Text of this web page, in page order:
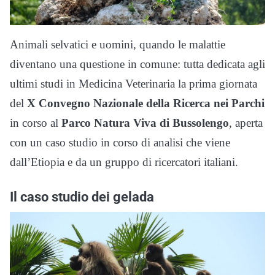
Animali selvatici e uomini, quando le malattie
diventano una questione in comune: tutta dedicata agli
ultimi studi in Medicina Veterinaria la prima giornata
del X Convegno Nazionale della Ricerca nei Parchi
in corso al Parco Natura Viva di Bussolengo, aperta
con un caso studio in corso di analisi che viene
dall’Etiopia e da un gruppo di ricercatori italiani.
Il caso studio dei gelada